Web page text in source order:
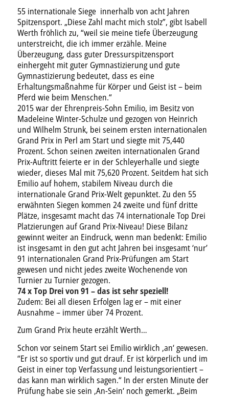
55 internationale Siege innerhalb von acht Jahren
Spitzensport. „Diese Zahl macht mich stolz”, gibt Isabell
Werth fröhlich zu, “weil sie meine tiefe Überzeugung
unterstreicht, die ich immer erzähle. Meine
Überzeugung, dass guter Dressurspitzensport
einhergeht mit guter Gymnastizierung und gute
Gymnastizierung bedeutet, dass es eine
Erhaltungsmaßnahme für Körper und Geist ist – beim
Pferd wie beim Menschen.“
2015 war der Ehrenpreis-Sohn Emilio, im Besitz von
Madeleine Winter-Schulze und gezogen von Heinrich
und Wilhelm Strunk, bei seinem ersten internationalen
Grand Prix in Perl am Start und siegte mit 75,440
Prozent. Schon seinen zweiten internationalen Grand
Prix-Auftritt feierte er in der Schleyerhalle und siegte
wieder, dieses Mal mit 75,620 Prozent. Seitdem hat sich
Emilio auf hohem, stabilem Niveau durch die
internationale Grand Prix-Welt gepunktet. Zu den 55
erwähnten Siegen kommen 24 zweite und fünf dritte
Plätze, insgesamt macht das 74 internationale Top Drei
Platzierungen auf Grand Prix-Niveau! Diese Bilanz
gewinnt weiter an Eindruck, wenn man bedenkt: Emilio
ist insgesamt in den gut acht Jahren bei insgesamt ‘nur’
91 internationalen Grand Prix-Prüfungen am Start
gewesen und nicht jedes zweite Wochenende von
Turnier zu Turnier gezogen.
74 x Top Drei von 91 – das ist sehr speziell!
Zudem: Bei all diesen Erfolgen lag er – mit einer
Ausnahme – immer über 74 Prozent.
Zum Grand Prix heute erzählt Werth…
Schon vor seinem Start sei Emilio wirklich ‚an‘ gewesen.
“Er ist so sportiv und gut drauf. Er ist körperlich und im
Geist in einer top Verfassung und leistungsorientiert –
das kann man wirklich sagen.“ In der ersten Minute der
Prüfung habe sie sein ‚An-Sein‘ noch gemerkt. „Beim